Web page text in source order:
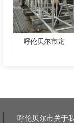
呼伦贝尔市龙
呼伦贝尔市关于